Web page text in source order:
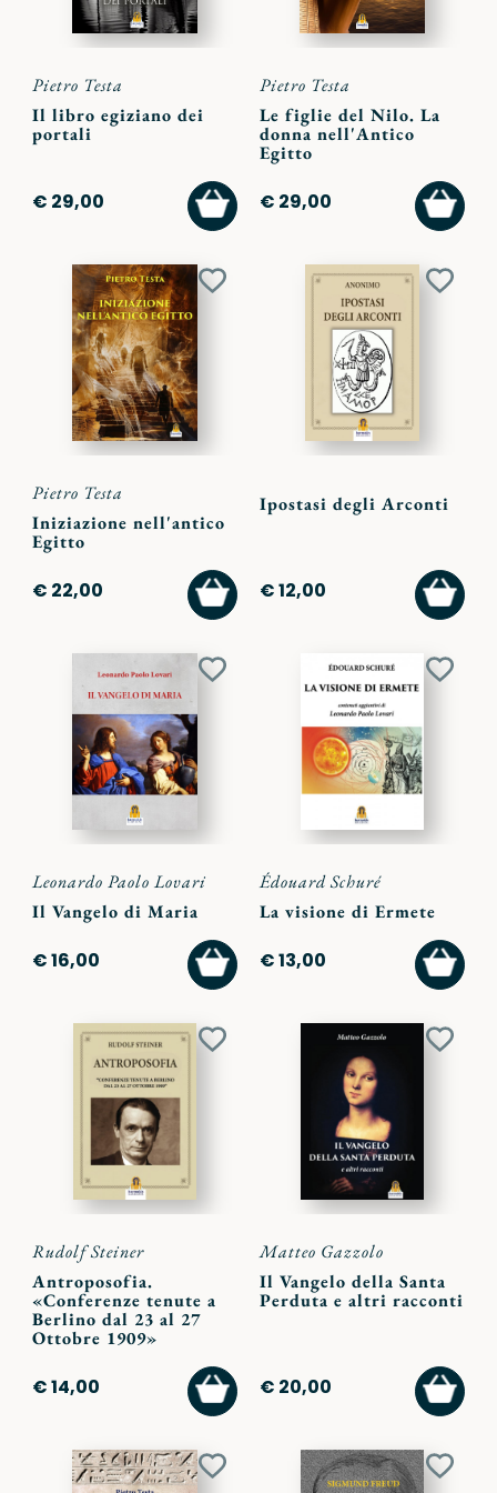
Pietro Testa
Il libro egiziano dei
portali
€ 29,00
AGGIUNGI
AL
CARRELLO
Pietro Testa
Le figlie del Nilo. La
donna nell'Antico
Egitto
€ 29,00
AL
Aggiungi
Pietro Testa
Iniziazione nell'antico
Egitto
€ 22,00
AGGIUNGI
AL
CARRELLO
Ipostasi degli Arconti
€ 12,00
AL
Aggiungi
Leonardo Paolo Lovari
Il Vangelo di Maria
€ 16,00
AGGIUNGI
AL
CARRELLO
Édouard Schuré
La visione di Ermete
€ 13,00
AL
Aggiungi
Rudolf Steiner
Antroposofia.
«Conferenze tenute a
Berlino dal 23 al 27
Ottobre 1909»
€ 14,00
AGGIUNGI
AL
CARRELLO
Matteo Gazzolo
Il Vangelo della Santa
Perduta e altri racconti
€ 20,00
AL
Aggiungi